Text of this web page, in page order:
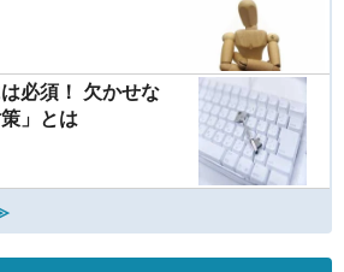
必須！ 欠かせな
」とは